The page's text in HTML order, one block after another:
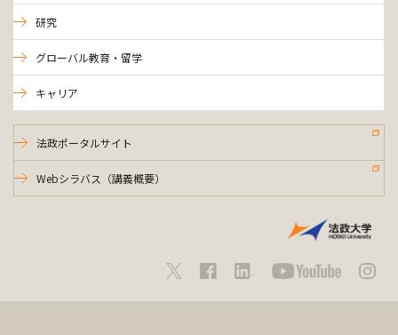
研究
グローバル教育・留学
キャリア
法政ポータルサイト
Webシラバス（講義概要）